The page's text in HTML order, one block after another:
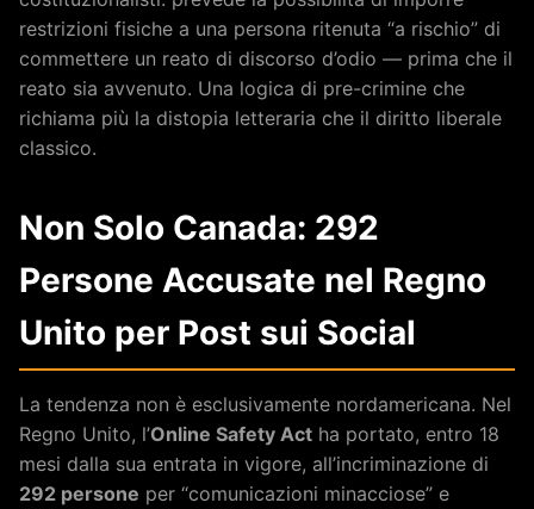
restrizioni fisiche a una persona ritenuta “a rischio” di
commettere un reato di discorso d’odio — prima che il
reato sia avvenuto. Una logica di pre-crimine che
richiama più la distopia letteraria che il diritto liberale
classico.
Non Solo Canada: 292
Persone Accusate nel Regno
Unito per Post sui Social
La tendenza non è esclusivamente nordamericana. Nel
Regno Unito, l’Online Safety Act ha portato, entro 18
mesi dalla sua entrata in vigore, all’incriminazione di
292 persone per “comunicazioni minacciose” e